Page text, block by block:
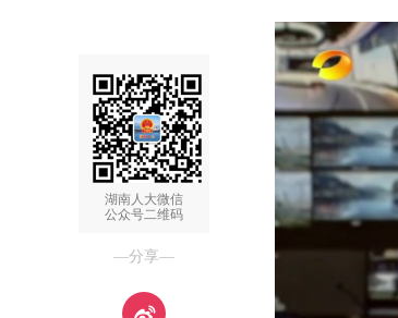
湖南人大微信
公众号二维码
—分享—